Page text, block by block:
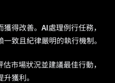
得改善。 AI處理例行任務，
致且紀律嚴明的執行機制。
估市場狀況並建議最佳行動，
獲利。